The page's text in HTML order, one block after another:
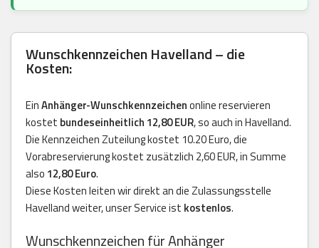
Wunschkennzeichen Havelland – die
Kosten:
EinAnhänger-Wunschkennzeichenonline reservieren
kostet bundeseinheitlich 12,80 EUR, so auch in Havelland.
Die Kennzeichen Zuteilung kostet 10.20 Euro, die
Vorabreservierung kostet zusätzlich 2,60 EUR, in Summe
also 12,80 Euro.
Diese Kosten leiten wir direkt an die Zulassungsstelle
Havelland weiter, unser Service ist kostenlos.
Wunschkennzeichen für Anhänger